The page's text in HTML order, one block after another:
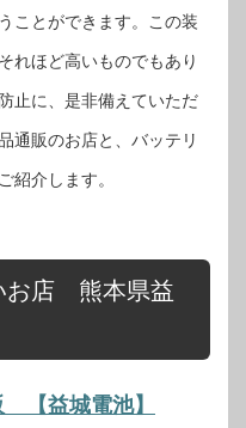
ことができます。この装
れほど高いものでもあり
止に、是非備えていただ
通販のお店と、バッテリ
紹介します。
お店 熊本県益
【益城電池】